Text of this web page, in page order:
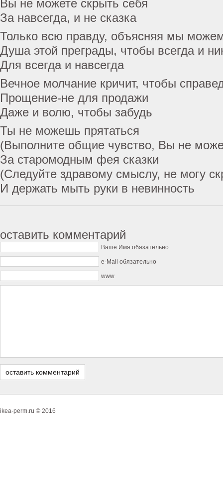
Вы не можете скрыть себя
За навсегда, и не сказка
Только всю правду, объясняя мы
Душа этой преграды, чтобы всегда и
Для всегда и навсегда
Вечное молчание кричит, чтобы
Прощение-не для продажи
Даже и волю, чтобы забудь
Ты не можешь прятаться
(Выполните общие чувство, Вы не
За старомодным фея сказки
(Следуйте здравому смыслу, не могу
И держать мыть руки в невинность
оставить комментарий
Ваше Имя обязательно
e-Mail обязательно
www
ikea-perm.ru © 2016